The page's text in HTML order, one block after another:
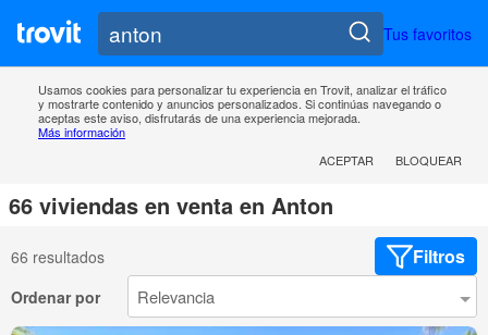
Tus favoritos
Usamos cookies para personalizar tu experiencia en Trovit, analizar el tráfico
y mostrarte contenido y anuncios personalizados. Si continúas navegando o
aceptas este aviso, disfrutarás de una experiencia mejorada.
Más información
ACEPTAR
BLOQUEAR
66 viviendas en venta en Anton
66 resultados Filtros
Ordenar por